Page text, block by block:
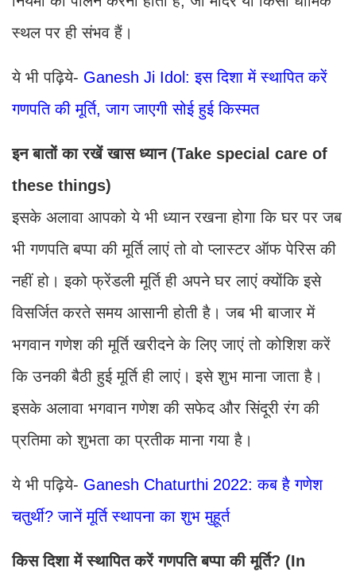
स्थल पर ही संभव हैं।
ये भी पढ़िये- Ganesh Ji Idol: इस दिशा में स्थापित करें
गणपति की मूर्ति, जाग जाएगी सोई हुई किस्मत
इन बातों का रखें खास ध्यान (Take special care of
these things)
इसके अलावा आपको ये भी ध्यान रखना होगा कि घर पर जब
भी गणपति बप्पा की मूर्ति लाएं तो वो प्लास्टर ऑफ पेरिस की
नहीं हो। इको फ्रेंडली मूर्ति ही अपने घर लाएं क्योंकि इसे
विसर्जित करते समय आसानी होती है। जब भी बाजार में
भगवान गणेश की मूर्ति खरीदने के लिए जाएं तो कोशिश करें
कि उनकी बैठी हुई मूर्ति ही लाएं। इसे शुभ माना जाता है।
इसके अलावा भगवान गणेश की सफेद और सिंदूरी रंग की
प्रतिमा को शुभता का प्रतीक माना गया है।
ये भी पढ़िये- Ganesh Chaturthi 2022: कब है गणेश
चतुर्थी? जानें मूर्ति स्थापना का शुभ मुहूर्त
किस दिशा में स्थापित करें गणपति बप्पा की मूर्ति? (In